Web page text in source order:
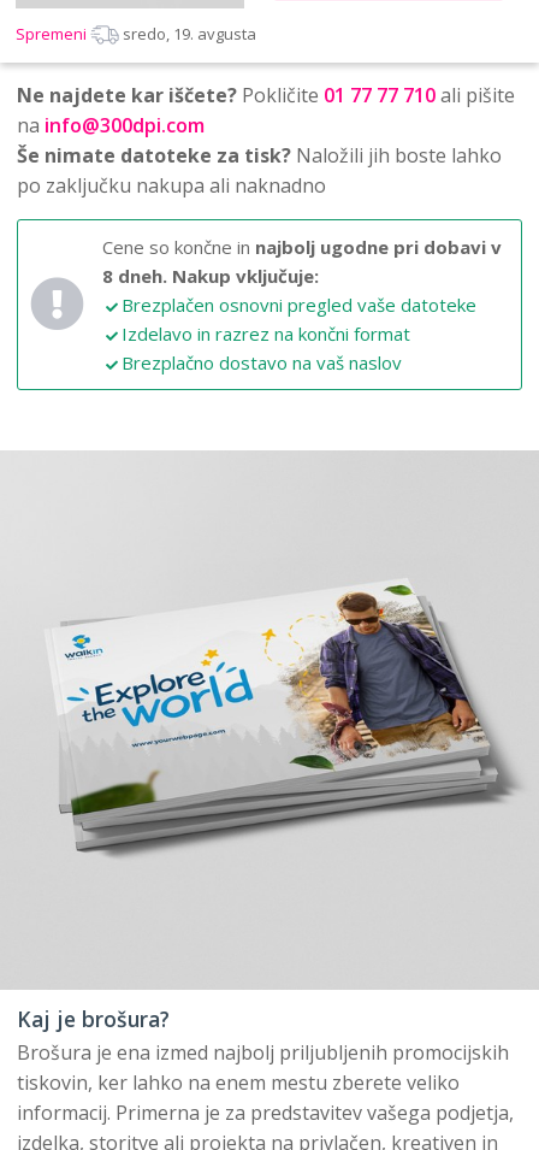
Spremeni sredo, 19. avgusta
Ne najdete kar iščete? Pokličite 01 77 77 710ali pišite
na info@300dpi.com
Še nimate datoteke za tisk? Naložili jih boste lahko
po zaključku nakupa ali naknadno
Cene so končne in najbolj ugodne pri dobavi v
8 dneh. Nakup vključuje:
Brezplačen osnovni pregled vaše datoteke
Izdelavo in razrez na končni format
Brezplačno dostavo na vaš naslov
Kaj je brošura?
Brošura je ena izmed najbolj priljubljenih promocijskih
tiskovin, ker lahko na enem mestu zberete veliko
informacij. Primerna je za predstavitev vašega podjetja,
izdelka, storitve ali projekta na privlačen, kreativen in